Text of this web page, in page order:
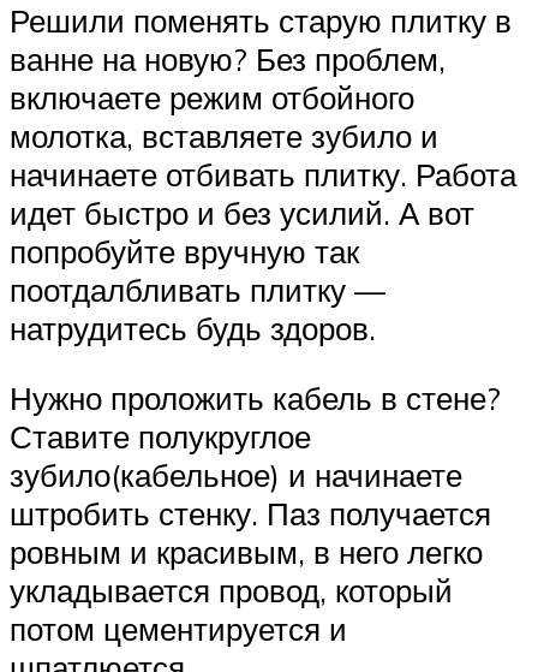
Решили поменять старую плитку в
ванне на новую? Без проблем,
включаете режим отбойного
молотка, вставляете зубило и
начинаете отбивать плитку. Работа
идет быстро и без усилий. А вот
попробуйте вручную так
поотдалбливать плитку —
натрудитесь будь здоров.
Нужно проложить кабель в стене?
Ставите полукруглое
зубило(кабельное) и начинаете
штробить стенку. Паз получается
ровным и красивым, в него легко
укладывается провод, который
потом цементируется и